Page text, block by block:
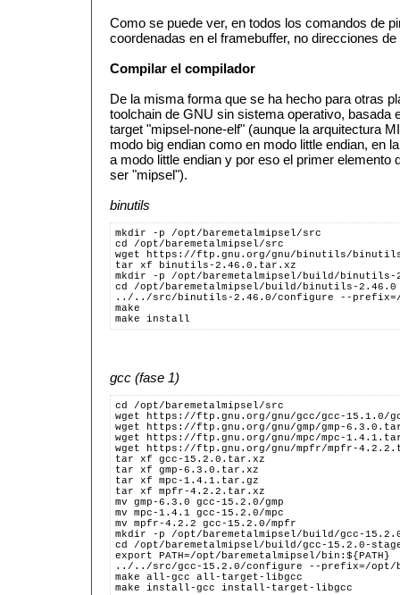
Como se puede ver, en todos los comandos de
coordenadas en el framebuffer, no direcciones
Compilar el compilador
De la misma forma que se ha hecho para otras
toolchain de GNU sin sistema operativo, basada
target "mipsel-none-elf" (aunque la arquitectura
modo big endian como en modo little endian, en
a modo little endian y por eso el primer elemento
ser "mipsel").
binutils
mkdir -p /opt/baremetalmipsel/src
cd /opt/baremetalmipsel/src
wget https://ftp.gnu.org/gnu/binutils/
tar xf binutils-2.46.0.tar.xz
mkdir -p /opt/baremetalmipsel/build/binutils-
cd /opt/baremetalmipsel/build/binutils-2.46.0
../../src/binutils-2.46.0/configure --prefix=/
make
make install
gcc (fase 1)
cd /opt/baremetalmipsel/src
wget https://ftp.gnu.org/gnu/gcc/gcc-15.1.0/
wget https://ftp.gnu.org/gnu/gmp/gmp-
wget https://ftp.gnu.org/gnu/mpc/mpc-
wget https://ftp.gnu.org/gnu/mpfr/mpfr-
tar xf gcc-15.2.0.tar.xz
tar xf gmp-6.3.0.tar.xz
tar xf mpc-1.4.1.tar.gz
tar xf mpfr-4.2.2.tar.xz
mv gmp-6.3.0 gcc-15.2.0/gmp
mv mpc-1.4.1 gcc-15.2.0/mpc
mv mpfr-4.2.2 gcc-15.2.0/mpfr
mkdir -p /opt/baremetalmipsel/build/gcc-
cd /opt/baremetalmipsel/build/gcc-15.2.0-
export PATH=/opt/baremetalmipsel/bin:${PATH}
../../src/gcc-15.2.0/configure --prefix=/opt/
make all-gcc all-target-libgcc
make install-gcc install-target-libgcc